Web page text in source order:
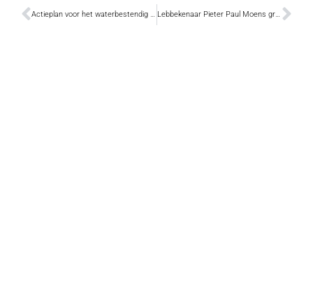
Actieplan voor het waterbestendig maken van de Vondelbeek in de Dendervallei Lebbekenaar Pieter Paul Moens grote pleitbezorger van de Europese Gehandicaptenkaart